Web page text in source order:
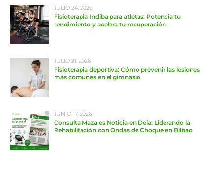
JULIO 24, 2026
Fisioterapia Indiba para atletas: Potencia tu
rendimiento y acelera tu recuperación
JULIO 21, 2026
Fisioterapia deportiva: Cómo prevenir las lesiones
más comunes en el gimnasio
JUNIO 17, 2026
Consulta Maza es Noticia en Deia: Liderando la
Rehabilitación con Ondas de Choque en Bilbao